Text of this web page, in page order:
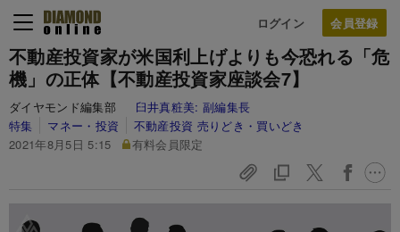
ログイン
不動産投資家が米国利上げよりも今恐れる「危
機」の正体【不動産投資家座談会7】
ダイヤモンド編集部 臼井真粧美:副編集長
特集
マネー・投資
不動産投資 売りどき・買いどき
2021年8月5日 5:15
有料会員限定